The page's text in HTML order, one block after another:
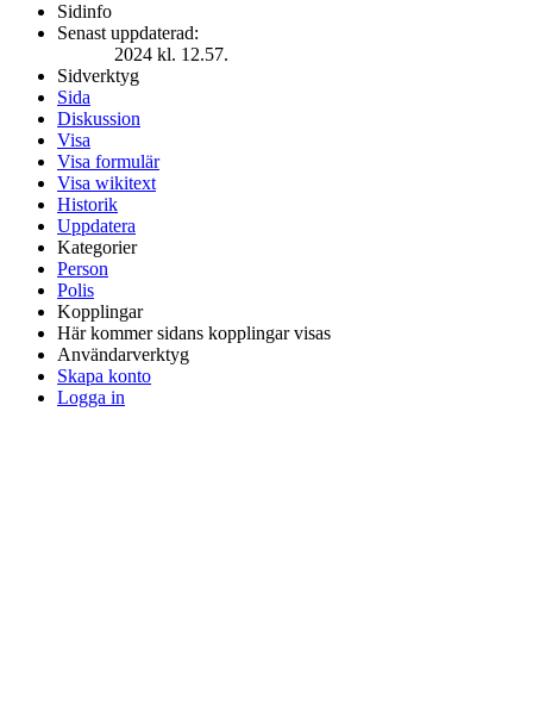
Sidinfo
Senast uppdaterad:
2024 kl. 12.57.
Sidverktyg
Sida
Diskussion
Visa
Visa formulär
Visa wikitext
Historik
Uppdatera
Kategorier
Person
Polis
Kopplingar
Här kommer sidans kopplingar visas
Användarverktyg
Skapa konto
Logga in